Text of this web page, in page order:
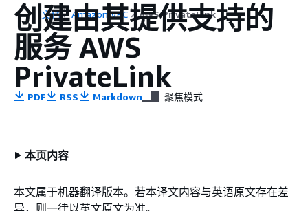
文档 Amazon VPC AWS PrivateLink
创建由其提供支持的
服务 AWS
PrivateLink
PDF RSS Markdown 聚焦模式
本页内容
本文属于机器翻译版本。若本译文内容与英语原文存在差
异，则一律以英文原文为准。